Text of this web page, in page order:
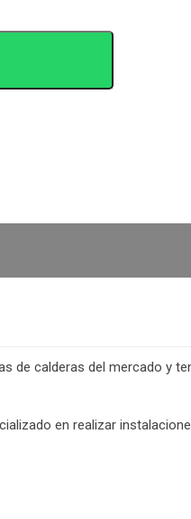
de calderas del mercado y
en realizar